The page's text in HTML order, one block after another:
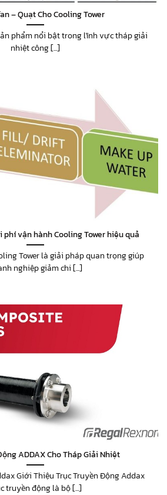
– Quạt Cho Cooling Tower
phẩm nổi bật trong lĩnh vực tháp giải
nhiệt công [...]
vận hành Cooling Tower hiệu quả
Tower là giải pháp quan trọng giúp
nghiệp giảm chi [...]
ADDAX Cho Tháp Giải Nhiệt
Giới Thiệu Trục Truyền Động Addax
truyền động là bộ [...]